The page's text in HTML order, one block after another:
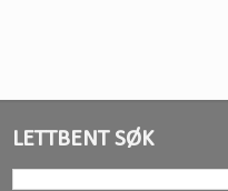
LETTBENT SØK